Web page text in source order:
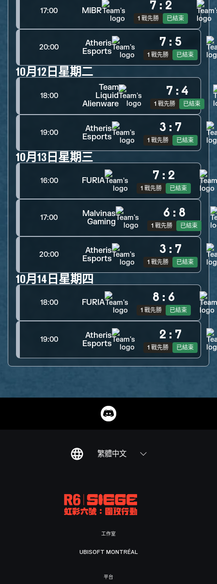
17:00 MIBR 7 : 2
1 戰先勝 已結束
20:00
Atheris
Esports
7 : 5
1 戰先勝 已結束
10月12日星期二
18:00
Team
Liquid
Alienware
7 : 4
1 戰先勝 已結束
19:00
Atheris
Esports
3 : 7
1 戰先勝 已結束
10月13日星期三
16:00 FURIA 7 : 2
1 戰先勝 已結束
17:00
Malvinas
Gaming
6 : 8
1 戰先勝 已結束
20:00
Atheris
Esports
3 : 7
1 戰先勝 已結束
10月14日星期四
18:00 FURIA 8 : 6
1 戰先勝 已結束
19:00
Atheris
Esports
2 : 7
1 戰先勝 已結束
繁體中文
工作室
UBISOFT MONTRÉAL
平台